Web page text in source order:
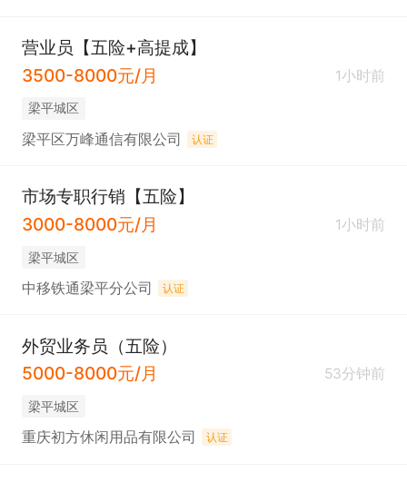
营业员【五险+高提成】
3500-8000元/月
1小时前
梁平城区
梁平区万峰通信有限公司 认证
市场专职行销【五险】
3000-8000元/月
1小时前
梁平城区
中移铁通梁平分公司 认证
外贸业务员（五险）
5000-8000元/月
53分钟前
梁平城区
重庆初方休闲用品有限公司 认证